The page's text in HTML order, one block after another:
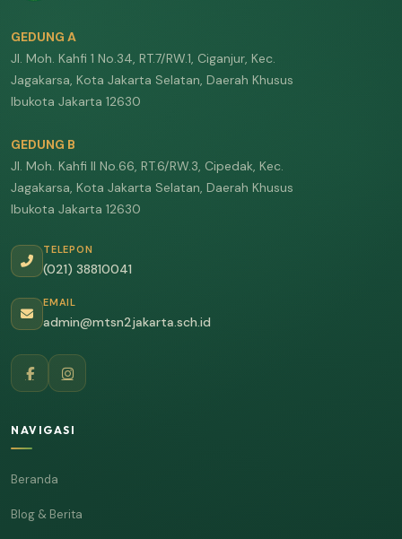
GEDUNG A
Jl. Moh. Kahfi 1 No.34, RT.7/RW.1, Ciganjur, Kec.
Jagakarsa, Kota Jakarta Selatan, Daerah Khusus
Ibukota Jakarta 12630
GEDUNG B
Jl. Moh. Kahfi II No.66, RT.6/RW.3, Cipedak, Kec.
Jagakarsa, Kota Jakarta Selatan, Daerah Khusus
Ibukota Jakarta 12630
TELEPON
(021) 38810041
EMAIL
admin@mtsn2jakarta.sch.id
NAVIGASI
Beranda
Blog & Berita